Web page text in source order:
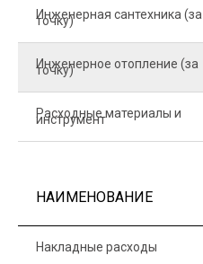
Инженерная сантехника (за
точку)
Инженерное отопление (за
точку)
Расходные материалы и
инструмент
НАИМЕНОВАНИЕ
Накладные расходы